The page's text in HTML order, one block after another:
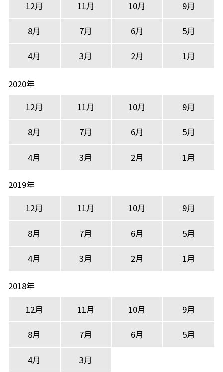
12月
11月 10月 9月
8月 7月 6月 5月
4月 3月 2月 1月
2020年
12月
11月 10月 9月
8月 7月 6月 5月
4月 3月 2月 1月
2019年
12月
11月 10月 9月
8月 7月 6月 5月
4月 3月 2月 1月
2018年
12月
11月 10月 9月
8月 7月 6月 5月
4月 3月